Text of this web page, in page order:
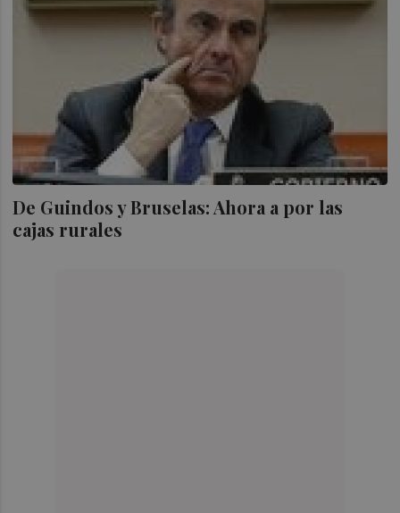
De Guindos y Bruselas: Ahora a por las
cajas rurales